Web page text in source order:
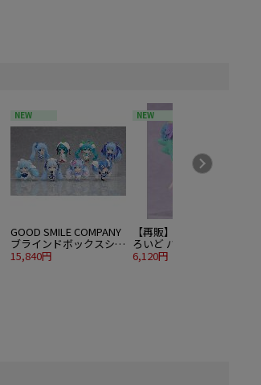
NEW
GOOD SMILE COMPANY
ブラインドボックスシリ
ーズ 雪ミクオールスタ
15,840円
NEW
【再販】OMORI ねんど
ろいど バジル
6,120円